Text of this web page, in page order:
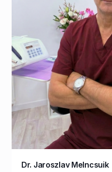
Dr. Jaroszlav Melncsuik